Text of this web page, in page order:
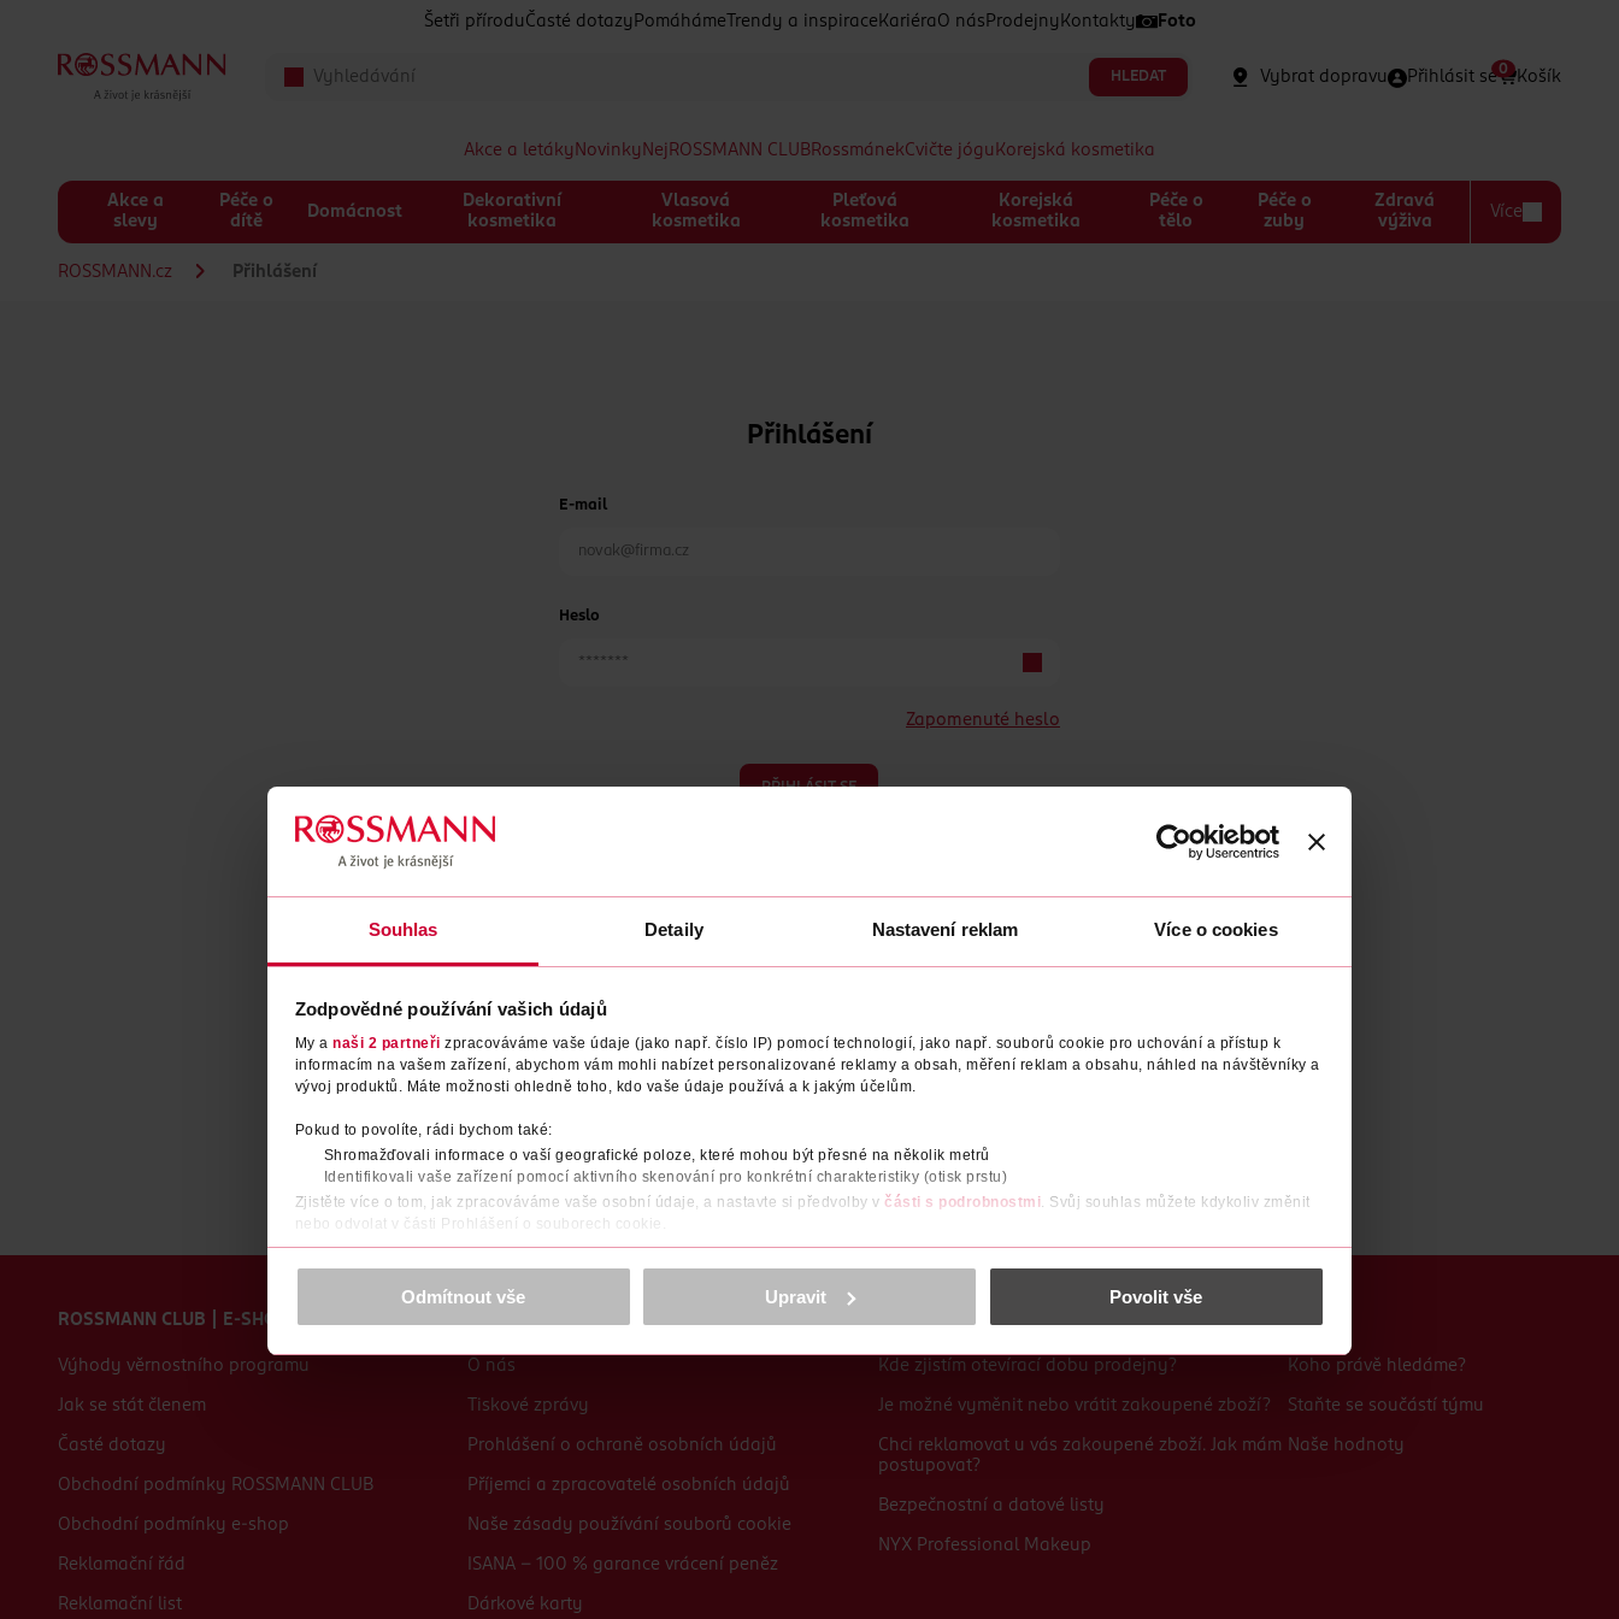
Souhlas Detaily Nastavení reklam Více o cookies
Zodpovědné používání vašich údajů
My a naši 2 partneři zpracováváme vaše údaje (jako např. číslo IP) pomocí technologií, jako např. souborů cookie pro uchování a přístup k
informacím na vašem zařízení, abychom vám mohli nabízet personalizované reklamy a obsah, měření reklam a obsahu, náhled na návštěvníky a
vývoj produktů. Máte možnosti ohledně toho, kdo vaše údaje používá a k jakým účelům.
Pokud to povolíte, rádi bychom také:
Shromažďovali informace o vaší geografické poloze, které mohou být přesné na několik metrů
Identifikovali vaše zařízení pomocí aktivního skenování pro konkrétní charakteristiky (otisk prstu)
Zjistěte více o tom, jak zpracováváme vaše osobní údaje, a nastavte si předvolby v části s podrobnostmi. Svůj souhlas můžete kdykoliv změnit
nebo odvolat v části Prohlášení o souborech cookie.
K provozu stránek, personalizaci obsahu a reklam, funkcí sociálních médií, analýze návštěvnosti, které mohou nést osobní údaje.
prohlášení o ochraně osobních údajů.
Děkujeme za pochopení. >více o cookies<
Odmítnout vše Upravit Povolit vše
Šetři přírodu Časté dotazy Pomáháme Trendy a inspirace Kariéra O nás Prodejny Kontakty Foto
HLEDAT Vybrat dopravu Přihlásit se Košík
0
Akce a letáky Novinky Nej ROSSMANN CLUBRossmánekCvičte jógu Korejská kosmetika
Akce a
slevy
Péče o
dítě
Domácnost
Dekorativní
kosmetika
Vlasová
kosmetika
Pleťová
kosmetika
Korejská
kosmetika
Péče o
tělo
Péče o
zuby
Zdravá
výživa
Více
ROSSMANN.cz Přihlášení
Přihlášení
E-mail
Heslo
Zapomenuté heslo
PŘIHLÁSIT SE
Nemáte účet? Registrujte se e-mailem
ROSSMANN CLUB | E-SHOP
Výhody věrnostního programu
Jak se stát členem
Časté dotazy
Obchodní podmínky ROSSMANN CLUB
Obchodní podmínky e-shop
Reklamační řád
Reklamační list
O nás
Tiskové zprávy
Prohlášení o ochraně osobních údajů
Příjemci a zpracovatelé osobních údajů
Naše zásady používání souborů cookie
ISANA - 100 % garance vrácení peněz
Dárkové karty
Časté dotazy
Kde zjistím otevírací dobu prodejny?
Je možné vyměnit nebo vrátit zakoupené zboží?
Chci reklamovat u vás zakoupené zboží. Jak mám
postupovat?
Bezpečnostní a datové listy
NYX Professional Makeup
Kariéra
Koho právě hledáme?
Staňte se součástí týmu
Naše hodnoty